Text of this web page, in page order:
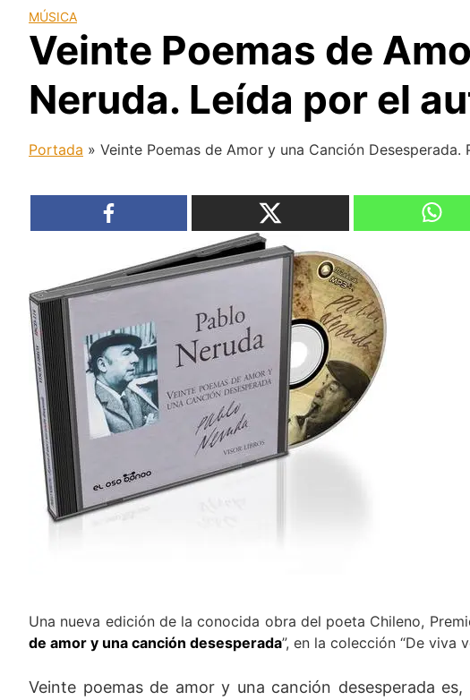
MÚSICA
Veinte Poemas de
Neruda. Leída por el
Portada » Veinte Poemas de Amor y una Canción
Una nueva edición de la conocida obra del poeta Chileno,
de amor y una canción desesperada”, en la colección “De viva
Veinte poemas de amor y una canción desesperada